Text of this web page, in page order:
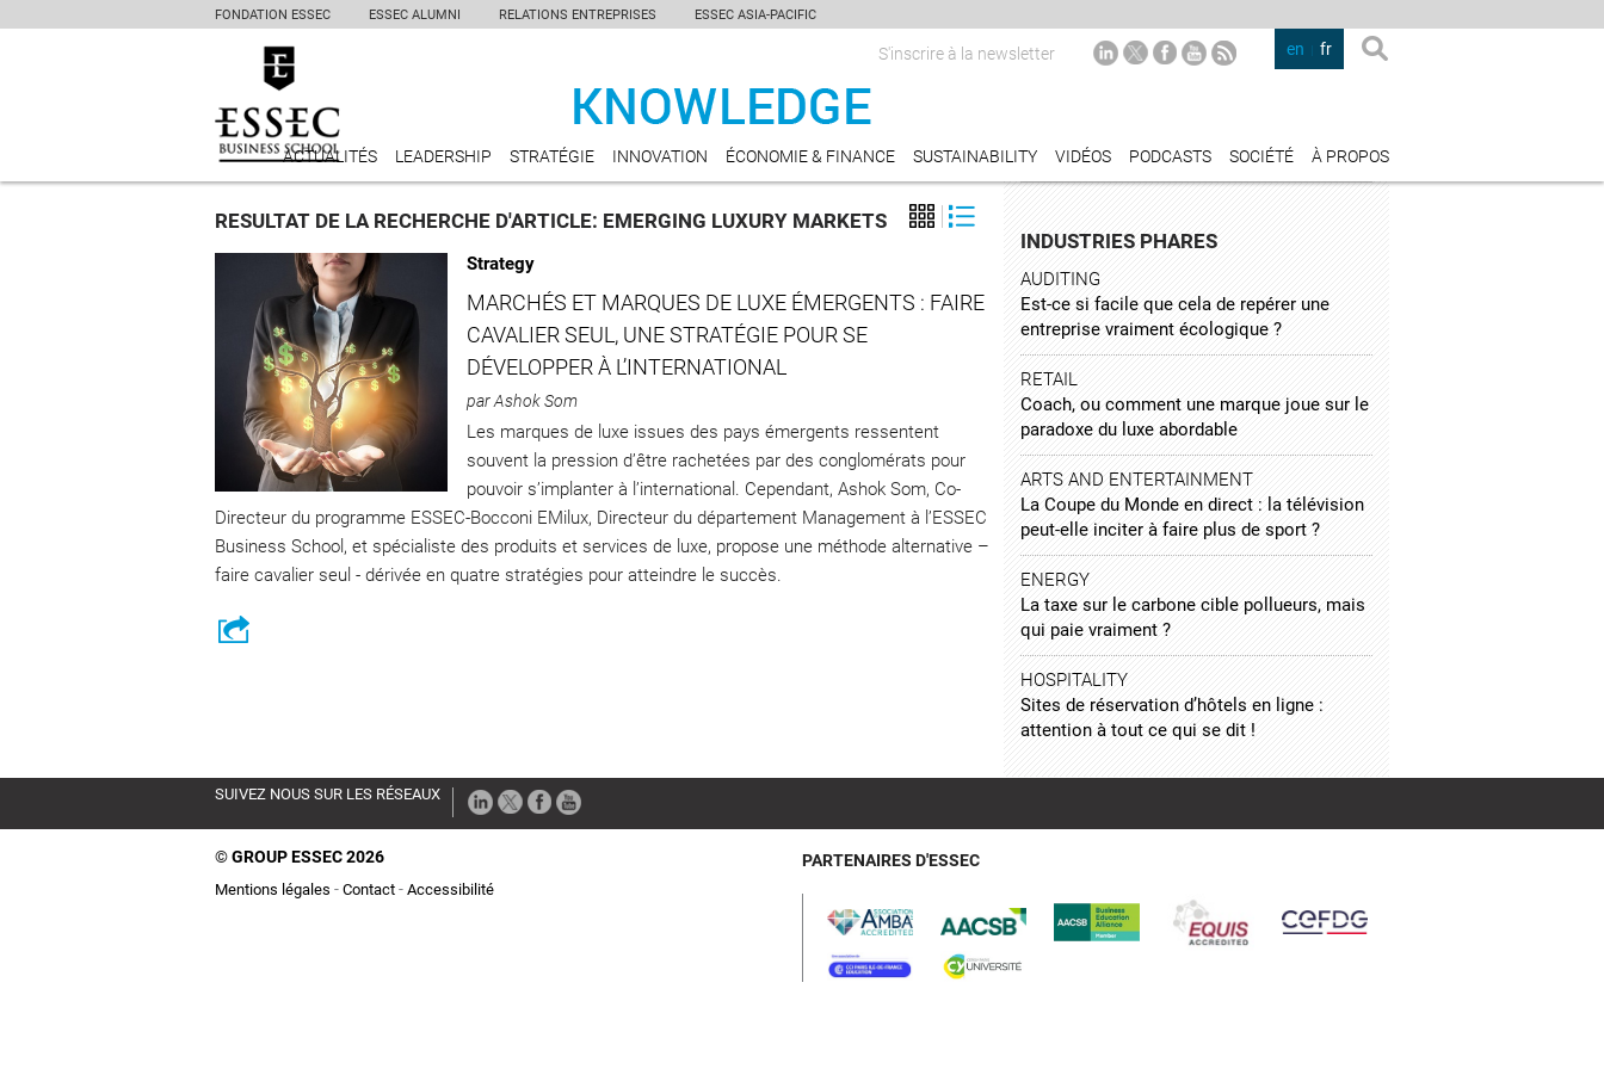
FONDATION ESSEC ESSEC ALUMNI RELATIONS ENTREPRISES ESSEC ASIA-PACIFIC
en fr
S'inscrire à la newsletter
ACTUALITÉS LEADERSHIP STRATÉGIE INNOVATION ÉCONOMIE & FINANCE SUSTAINABILITY VIDÉOS PODCASTS SOCIÉTÉ À PROPOS
RESULTAT DE LA RECHERCHE D'ARTICLE: EMERGING LUXURY MARKETS
Strategy
MARCHÉS ET MARQUES DE LUXE ÉMERGENTS : FAIRE
CAVALIER SEUL, UNE STRATÉGIE POUR SE
DÉVELOPPER À L’INTERNATIONAL
par Ashok Som
Les marques de luxe issues des pays émergents ressentent
souvent la pression d’être rachetées par des conglomérats pour
pouvoir s’implanter à l’international. Cependant, Ashok Som, Co-
Directeur du programme ESSEC-Bocconi EMilux, Directeur du département Management à l’ESSEC
Business School, et spécialiste des produits et services de luxe, propose une méthode alternative –
faire cavalier seul - dérivée en quatre stratégies pour atteindre le succès.
INDUSTRIES PHARES
AUDITING
Est-ce si facile que cela de repérer une
entreprise vraiment écologique ?
RETAIL
Coach, ou comment une marque joue sur le
paradoxe du luxe abordable
ARTS AND ENTERTAINMENT
La Coupe du Monde en direct : la télévision
peut-elle inciter à faire plus de sport ?
ENERGY
La taxe sur le carbone cible pollueurs, mais
qui paie vraiment ?
HOSPITALITY
Sites de réservation d’hôtels en ligne :
attention à tout ce qui se dit !
SUIVEZ NOUS SUR LES RÉSEAUX
©GROUP ESSEC 2026
Mentions légales Contact Accessibilité
PARTENAIRES D'ESSEC